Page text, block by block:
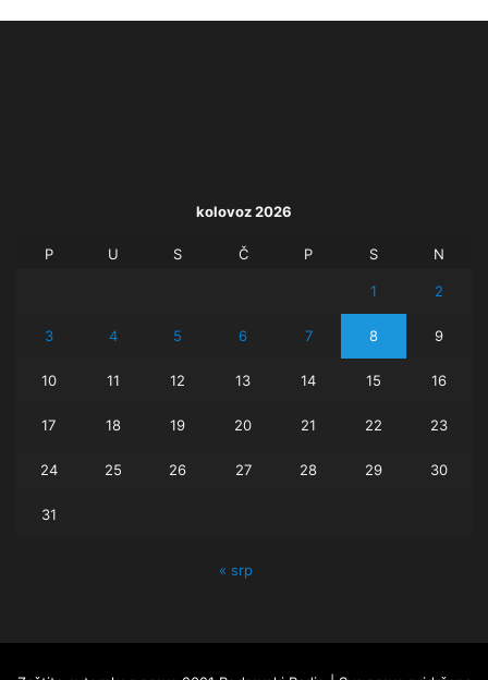
kolovoz 2026
P U S Č P S N
1 2
3 4 5 6 7 8 9
10 11 12 13 14 15 16
17 18 19 20 21 22 23
24 25 26 27 28 29 30
31
« srp